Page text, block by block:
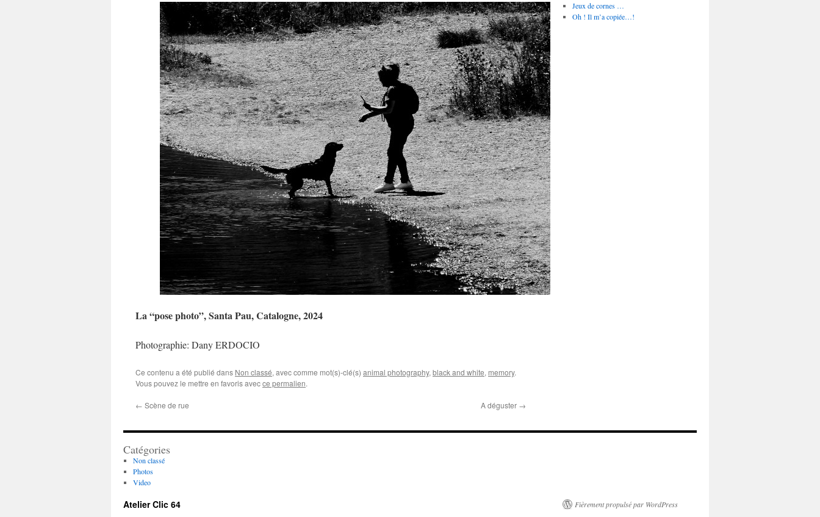
La “pose photo”, Santa Pau, Catalogne, 2024
Photographie: Dany ERDOCIO
Ce contenu a été publié dans Non classé, avec comme mot(s)-clé(s) animal photography, black and white, memory.
Vous pouvez le mettre en favoris avecce permalien.
← Scène de rue A déguster →
Jeux de cornes …
Oh ! Il m’a copiée…!
Catégories
Non classé
Photos
Video
Atelier Clic 64 Fièrement propulsé par WordPress